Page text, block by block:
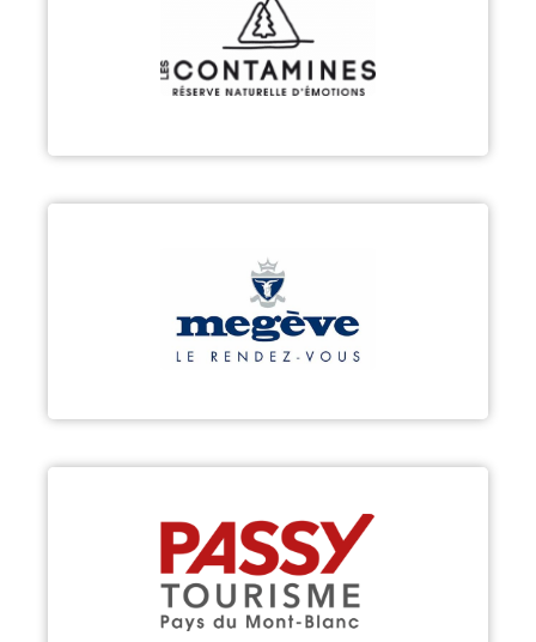
LES CONTAMINES-MONTJOIE
Découvrir
MEGÈVE
Découvrir
PASSY
Découvrir